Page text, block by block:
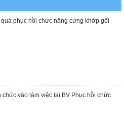
phục hồi chức năng cứng khớp gối
chức vào làm việc tại BV Phục hồi chức